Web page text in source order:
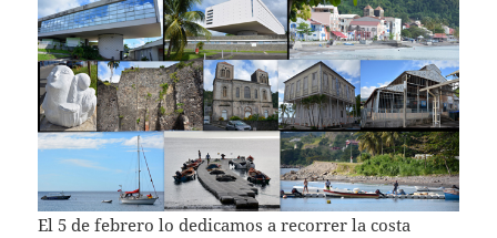
El 5 de febrero lo dedicamos a recorrer la costa